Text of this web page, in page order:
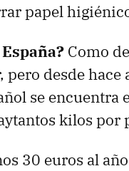
papel
Como
desde hace
se encuentra
kilos por
30 euros al